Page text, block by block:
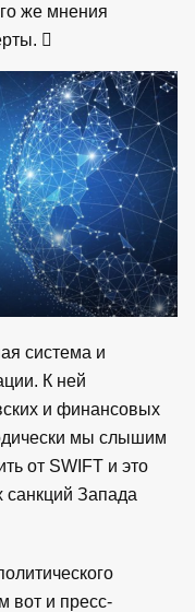
же мнения
система и
К ней
и финансовых
мы слышим
от SWIFT и это
санкций Запада
вот и пресс-